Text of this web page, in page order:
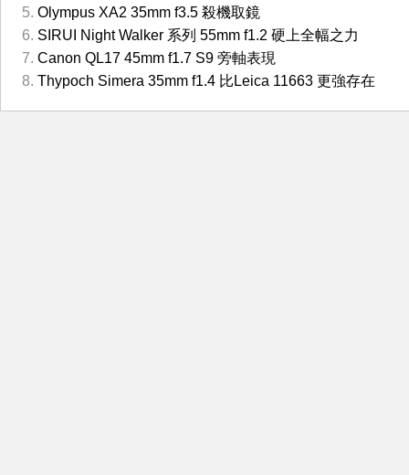
Olympus XA2 35mm f3.5 殺機取鏡
SIRUI Night Walker 系列 55mm f1.2 硬上全幅之力
Canon QL17 45mm f1.7 S9 旁軸表現
Thypoch Simera 35mm f1.4 比Leica 11663 更強存在